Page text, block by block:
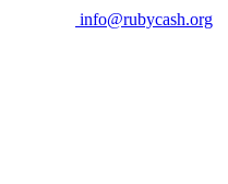
info@rubycash.org